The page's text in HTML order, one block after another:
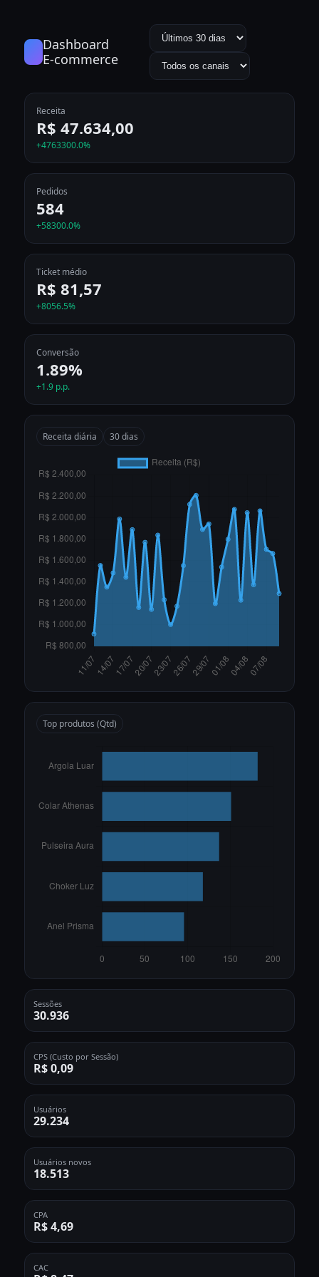
Dashboard
E‑commerce
Receita
R$ 47.634,00
+4763300.0%
Pedidos
584
+58300.0%
Ticket médio
R$ 81,57
+8056.5%
Conversão
1.89%
+1.9 p.p.
Receita diária 30 dias
Top produtos (Qtd)
Sessões
30.936
CPS (Custo por Sessão)
R$ 0,09
Usuários
29.234
Usuários novos
18.513
CPA
R$ 4,69
CAC